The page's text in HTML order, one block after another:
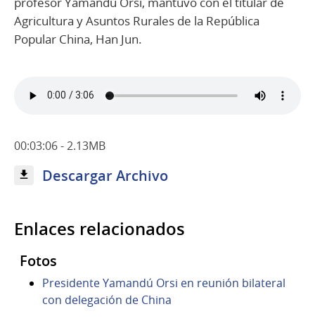
Agricultura y Asuntos Rurales de la República
Popular China, Han Jun.
00:03:06 - 2.13MB
Descargar Archivo
Enlaces relacionados
Fotos
Presidente Yamandú Orsi en reunión bilateral
con delegación de China